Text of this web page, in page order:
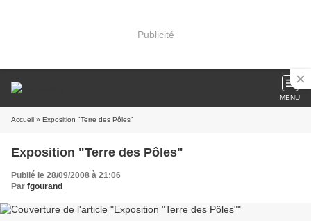
Publicité
MENU
Accueil » Exposition "Terre des Pôles"
Exposition "Terre des Pôles"
Publié le 28/09/2008 à 21:06
Par fgourand